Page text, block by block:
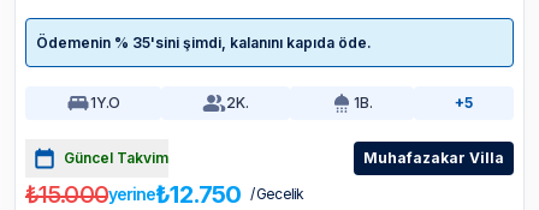
Ödemenin % 35'sini şimdi, kalanını kapıda öde.
1Y.O 2K. 1B. +5
Güncel Takvim Muhafazakar Villa
₺15.000yerine₺12.750 / Gecelik